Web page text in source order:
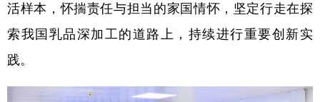
活样本，怀揣责任与担当的家国情怀，坚定行走在探
索我国乳品深加工的道路上，持续进行重要创新实
践。